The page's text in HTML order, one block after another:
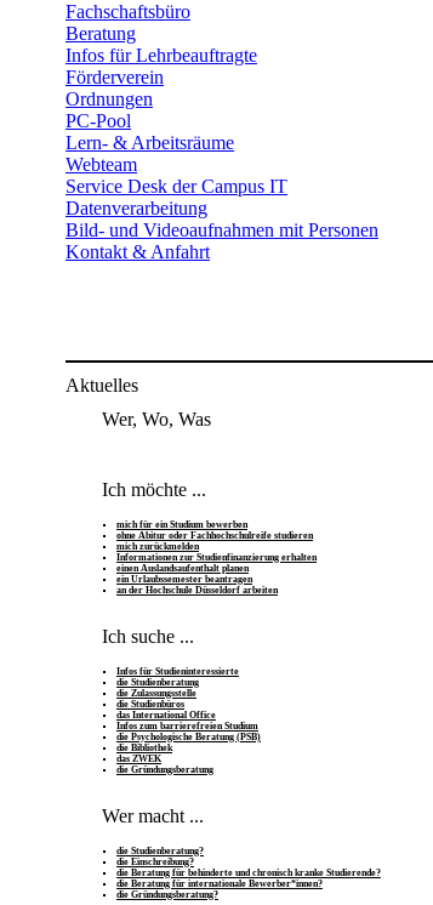
Fachschaftsbüro
Beratung
Infos für Lehrbeauftragte
Förderverein
Ordnungen
PC-Pool
Lern- & Arbeitsräume
Webteam
Service Desk der Campus IT
Datenverarbeitung
Bild- und Videoaufnahmen mit Personen
Kontakt & Anfahrt
Aktuelles
Wer, Wo, Was
Ich möchte ...
mich für ein Studium bewerben
ohne Abitur oder Fachhochschulreife studieren
mich zurückmelden
Informationen zur Studienfinanzierung erhalten
einen Auslandsaufenthalt planen
ein Urlaubssemester beantragen
an der Hochschule Düsseldorf arbeiten
Ich suche ...
Infos für Studieninteressierte
die Studienberatung
die Zulassungsstelle
die Studienbüros
das International Office
Infos zum barrierefreien Studium
die Psychologische Beratung (PSB)
die Bibliothek
das ZWEK
die Gründungsberatung
Wer macht ...
die Studienberatung?
die Einschreibung?
die Beratung für behinderte und chronisch kranke Studierende?
die Beratung für internationale Bewerber*innen?
die Gründungsberatung?